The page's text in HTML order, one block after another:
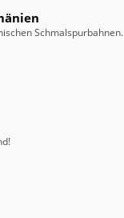
Schmalspurbahnen.